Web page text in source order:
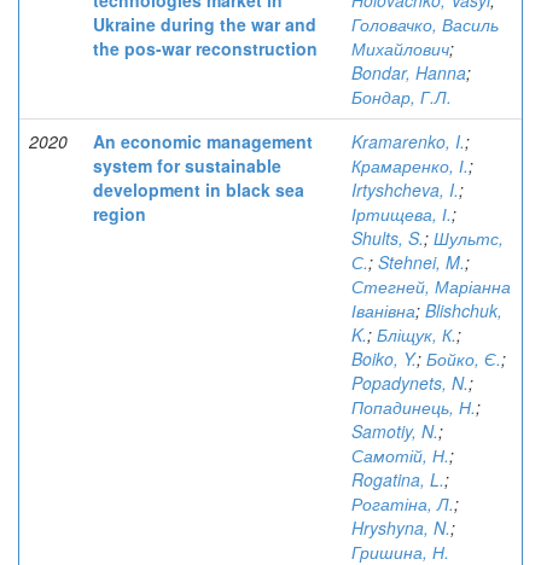
Ukraine during the war and
the pos-war reconstruction
Головачко, Василь
Михайлович;
Bondar, Hanna;
Бондар, Г.Л.
2020
An economic management
system for sustainable
development in black sea
region
Kramarenko, I.;
Крамаренко, І.;
Irtyshcheva, I.;
Іртищева, І.;
Shults, S.; Шультс,
С.; Stehnei, M.;
Стегней, Маріанна
Іванівна; Blishchuk,
K.; Бліщук, К.;
Boiko, Y.; Бойко, Є.;
Popadynets, N.;
Попадинець, Н.;
Samotiy, N.;
Самотій, Н.;
Rogatina, L.;
Рогатіна, Л.;
Hryshyna, N.;
Гришина, Н.